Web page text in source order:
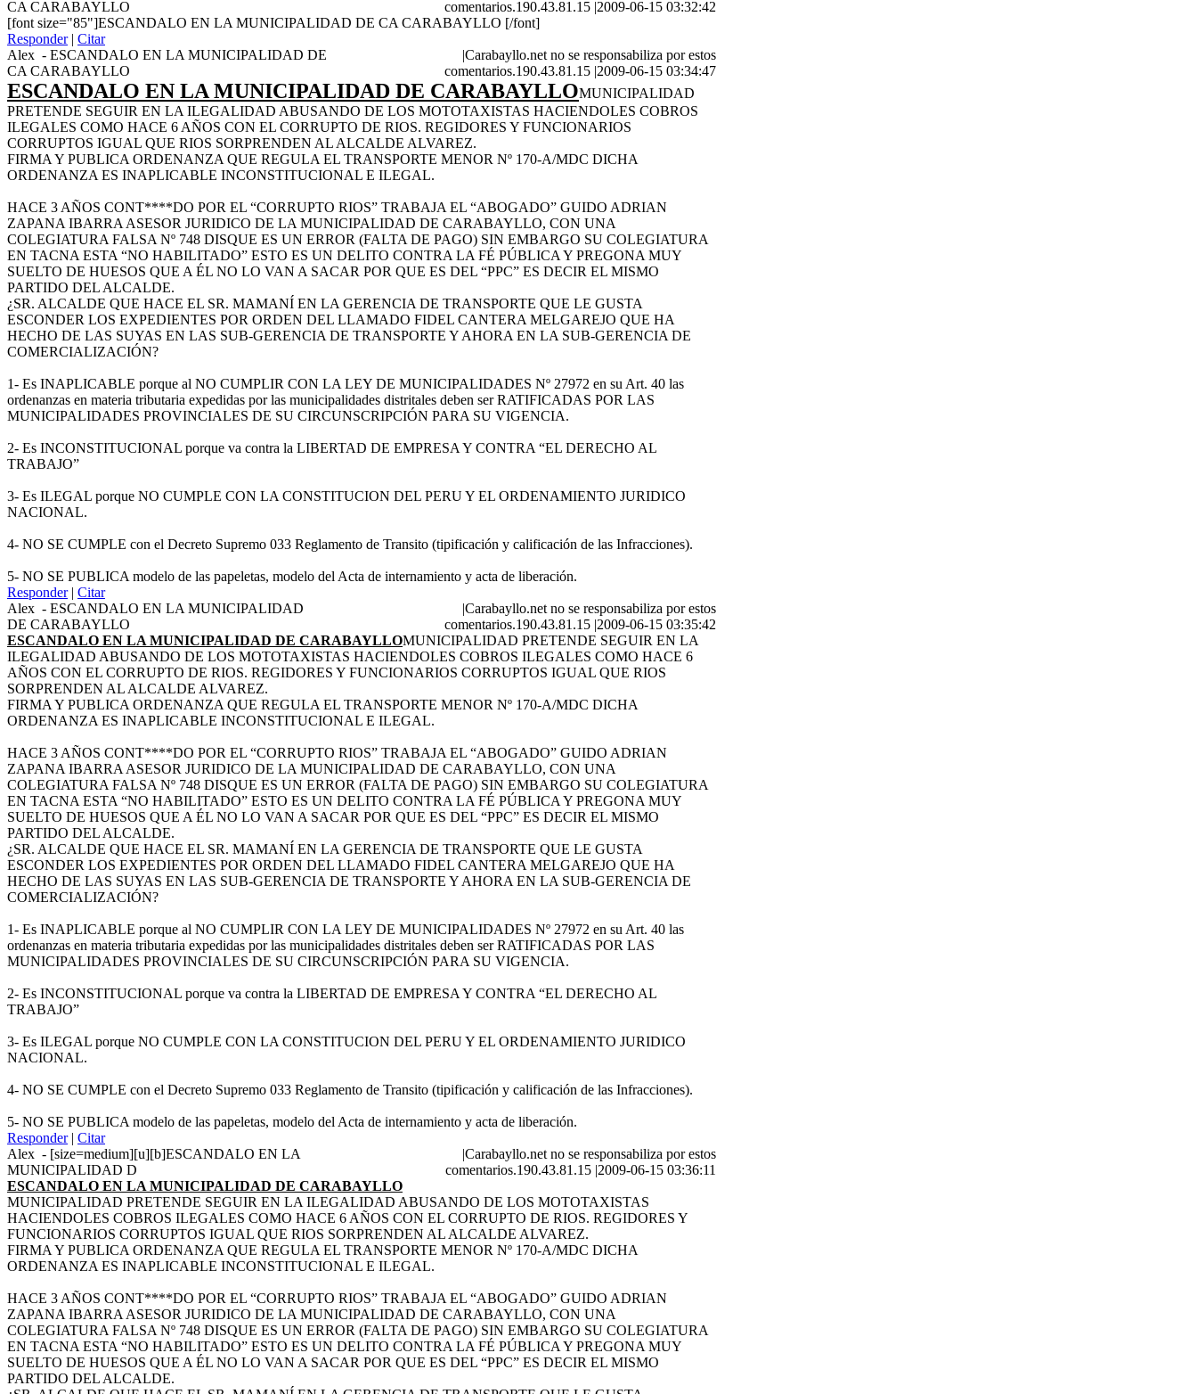
CA CARABAYLLO
comentarios.190.43.81.15 |2009-06-15 03:32:42
[font size="85"]ESCANDALO EN LA MUNICIPALIDAD DE CA CARABAYLLO [/font]
Responder| Citar
Alex - ESCANDALO EN LA MUNICIPALIDAD DE
CA CARABAYLLO
|Carabayllo.net no se responsabiliza por estos
comentarios.190.43.81.15 |2009-06-15 03:34:47
ESCANDALO EN LA MUNICIPALIDAD DE CARABAYLLOMUNICIPALIDAD
PRETENDE SEGUIR EN LA ILEGALIDAD ABUSANDO DE LOS MOTOTAXISTAS HACIENDOLES COBROS
ILEGALES COMO HACE 6 AÑOS CON EL CORRUPTO DE RIOS. REGIDORES Y FUNCIONARIOS
CORRUPTOS IGUAL QUE RIOS SORPRENDEN AL ALCALDE ALVAREZ.
FIRMA Y PUBLICA ORDENANZA QUE REGULA EL TRANSPORTE MENOR Nº 170-A/MDC DICHA
ORDENANZA ES INAPLICABLE INCONSTITUCIONAL E ILEGAL.
HACE 3 AÑOS CONT****DO POR EL “CORRUPTO RIOS” TRABAJA EL “ABOGADO” GUIDO ADRIAN
ZAPANA IBARRA ASESOR JURIDICO DE LA MUNICIPALIDAD DE CARABAYLLO, CON UNA
COLEGIATURA FALSA Nº 748 DISQUE ES UN ERROR (FALTA DE PAGO) SIN EMBARGO SU COLEGIATURA
EN TACNA ESTA “NO HABILITADO” ESTO ES UN DELITO CONTRA LA FÉ PÚBLICA Y PREGONA MUY
SUELTO DE HUESOS QUE A ÉL NO LO VAN A SACAR POR QUE ES DEL “PPC” ES DECIR EL MISMO
PARTIDO DEL ALCALDE.
¿SR. ALCALDE QUE HACE EL SR. MAMANÍ EN LA GERENCIA DE TRANSPORTE QUE LE GUSTA
ESCONDER LOS EXPEDIENTES POR ORDEN DEL LLAMADO FIDEL CANTERA MELGAREJO QUE HA
HECHO DE LAS SUYAS EN LAS SUB-GERENCIA DE TRANSPORTE Y AHORA EN LA SUB-GERENCIA DE
COMERCIALIZACIÓN?
1- Es INAPLICABLE porque al NO CUMPLIR CON LA LEY DE MUNICIPALIDADES Nº 27972 en su Art. 40 las
ordenanzas en materia tributaria expedidas por las municipalidades distritales deben ser RATIFICADAS POR LAS
MUNICIPALIDADES PROVINCIALES DE SU CIRCUNSCRIPCIÓN PARA SU VIGENCIA.
2- Es INCONSTITUCIONAL porque va contra la LIBERTAD DE EMPRESA Y CONTRA “EL DERECHO AL
TRABAJO”
3- Es ILEGAL porque NO CUMPLE CON LA CONSTITUCION DEL PERU Y EL ORDENAMIENTO JURIDICO
NACIONAL.
4- NO SE CUMPLE con el Decreto Supremo 033 Reglamento de Transito (tipificación y calificación de las Infracciones).
5- NO SE PUBLICA modelo de las papeletas, modelo del Acta de internamiento y acta de liberación.
Responder| Citar
Alex - ESCANDALO EN LA MUNICIPALIDAD
DE CARABAYLLO
|Carabayllo.net no se responsabiliza por estos
comentarios.190.43.81.15 |2009-06-15 03:35:42
ESCANDALO EN LA MUNICIPALIDAD DE CARABAYLLOMUNICIPALIDAD PRETENDE SEGUIR EN LA
ILEGALIDAD ABUSANDO DE LOS MOTOTAXISTAS HACIENDOLES COBROS ILEGALES COMO HACE 6
AÑOS CON EL CORRUPTO DE RIOS. REGIDORES Y FUNCIONARIOS CORRUPTOS IGUAL QUE RIOS
SORPRENDEN AL ALCALDE ALVAREZ.
FIRMA Y PUBLICA ORDENANZA QUE REGULA EL TRANSPORTE MENOR Nº 170-A/MDC DICHA
ORDENANZA ES INAPLICABLE INCONSTITUCIONAL E ILEGAL.
HACE 3 AÑOS CONT****DO POR EL “CORRUPTO RIOS” TRABAJA EL “ABOGADO” GUIDO ADRIAN
ZAPANA IBARRA ASESOR JURIDICO DE LA MUNICIPALIDAD DE CARABAYLLO, CON UNA
COLEGIATURA FALSA Nº 748 DISQUE ES UN ERROR (FALTA DE PAGO) SIN EMBARGO SU COLEGIATURA
EN TACNA ESTA “NO HABILITADO” ESTO ES UN DELITO CONTRA LA FÉ PÚBLICA Y PREGONA MUY
SUELTO DE HUESOS QUE A ÉL NO LO VAN A SACAR POR QUE ES DEL “PPC” ES DECIR EL MISMO
PARTIDO DEL ALCALDE.
¿SR. ALCALDE QUE HACE EL SR. MAMANÍ EN LA GERENCIA DE TRANSPORTE QUE LE GUSTA
ESCONDER LOS EXPEDIENTES POR ORDEN DEL LLAMADO FIDEL CANTERA MELGAREJO QUE HA
HECHO DE LAS SUYAS EN LAS SUB-GERENCIA DE TRANSPORTE Y AHORA EN LA SUB-GERENCIA DE
COMERCIALIZACIÓN?
1- Es INAPLICABLE porque al NO CUMPLIR CON LA LEY DE MUNICIPALIDADES Nº 27972 en su Art. 40 las
ordenanzas en materia tributaria expedidas por las municipalidades distritales deben ser RATIFICADAS POR LAS
MUNICIPALIDADES PROVINCIALES DE SU CIRCUNSCRIPCIÓN PARA SU VIGENCIA.
2- Es INCONSTITUCIONAL porque va contra la LIBERTAD DE EMPRESA Y CONTRA “EL DERECHO AL
TRABAJO”
3- Es ILEGAL porque NO CUMPLE CON LA CONSTITUCION DEL PERU Y EL ORDENAMIENTO JURIDICO
NACIONAL.
4- NO SE CUMPLE con el Decreto Supremo 033 Reglamento de Transito (tipificación y calificación de las Infracciones).
5- NO SE PUBLICA modelo de las papeletas, modelo del Acta de internamiento y acta de liberación.
Responder| Citar
Alex - [size=medium][u][b]ESCANDALO EN LA
MUNICIPALIDAD D
|Carabayllo.net no se responsabiliza por estos
comentarios.190.43.81.15 |2009-06-15 03:36:11
ESCANDALO EN LA MUNICIPALIDAD DE CARABAYLLO
MUNICIPALIDAD PRETENDE SEGUIR EN LA ILEGALIDAD ABUSANDO DE LOS MOTOTAXISTAS
HACIENDOLES COBROS ILEGALES COMO HACE 6 AÑOS CON EL CORRUPTO DE RIOS. REGIDORES Y
FUNCIONARIOS CORRUPTOS IGUAL QUE RIOS SORPRENDEN AL ALCALDE ALVAREZ.
FIRMA Y PUBLICA ORDENANZA QUE REGULA EL TRANSPORTE MENOR Nº 170-A/MDC DICHA
ORDENANZA ES INAPLICABLE INCONSTITUCIONAL E ILEGAL.
HACE 3 AÑOS CONT****DO POR EL “CORRUPTO RIOS” TRABAJA EL “ABOGADO” GUIDO ADRIAN
ZAPANA IBARRA ASESOR JURIDICO DE LA MUNICIPALIDAD DE CARABAYLLO, CON UNA
COLEGIATURA FALSA Nº 748 DISQUE ES UN ERROR (FALTA DE PAGO) SIN EMBARGO SU COLEGIATURA
EN TACNA ESTA “NO HABILITADO” ESTO ES UN DELITO CONTRA LA FÉ PÚBLICA Y PREGONA MUY
SUELTO DE HUESOS QUE A ÉL NO LO VAN A SACAR POR QUE ES DEL “PPC” ES DECIR EL MISMO
PARTIDO DEL ALCALDE.